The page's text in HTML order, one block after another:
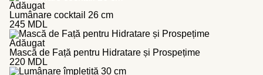
Adăugat
Lumânare cocktail 26 cm
245 MDL
Adăugat
Mască de Față pentru Hidratare și Prospețime
220 MDL